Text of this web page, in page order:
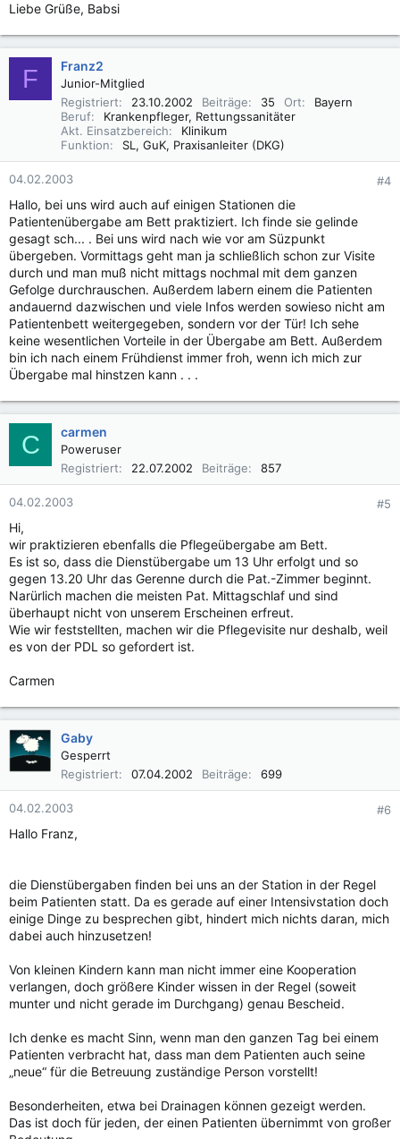
Liebe Grüße, Babsi
F Franz2
Junior-Mitglied
Registriert
23.10.2002 Beiträge 35 Ort
Bayern
Beruf
Krankenpfleger, Rettungssanitäter
Akt. Einsatzbereich
Klinikum
Funktion
SL, GuK, Praxisanleiter (DKG)
04.02.2003 #4
Hallo, bei uns wird auch auf einigen Stationen die
Patientenübergabe am Bett praktiziert. Ich finde sie gelinde
gesagt sch... . Bei uns wird nach wie vor am Süzpunkt
übergeben. Vormittags geht man ja schließlich schon zur Visite
durch und man muß nicht mittags nochmal mit dem ganzen
Gefolge durchrauschen. Außerdem labern einem die Patienten
andauernd dazwischen und viele Infos werden sowieso nicht am
Patientenbett weitergegeben, sondern vor der Tür! Ich sehe
keine wesentlichen Vorteile in der Übergabe am Bett. Außerdem
bin ich nach einem Frühdienst immer froh, wenn ich mich zur
Übergabe mal hinstzen kann . . .
C carmen
Poweruser
Registriert
22.07.2002 Beiträge 857
04.02.2003 #5
Hi,
wir praktizieren ebenfalls die Pflegeübergabe am Bett.
Es ist so, dass die Dienstübergabe um 13 Uhr erfolgt und so
gegen 13.20 Uhr das Gerenne durch die Pat.-Zimmer beginnt.
Narürlich machen die meisten Pat. Mittagschlaf und sind
überhaupt nicht von unserem Erscheinen erfreut.
Wie wir feststellten, machen wir die Pflegevisite nur deshalb, weil
es von der PDL so gefordert ist.
Carmen
Gaby
Gesperrt
Registriert
07.04.2002 Beiträge 699
04.02.2003 #6
Hallo Franz,
die Dienstübergaben finden bei uns an der Station in der Regel
beim Patienten statt. Da es gerade auf einer Intensivstation doch
einige Dinge zu besprechen gibt, hindert mich nichts daran, mich
dabei auch hinzusetzen!
Von kleinen Kindern kann man nicht immer eine Kooperation
verlangen, doch größere Kinder wissen in der Regel (soweit
munter und nicht gerade im Durchgang) genau Bescheid.
Ich denke es macht Sinn, wenn man den ganzen Tag bei einem
Patienten verbracht hat, dass man dem Patienten auch seine
„neue“ für die Betreuung zuständige Person vorstellt!
Besonderheiten, etwa bei Drainagen können gezeigt werden.
Das ist doch für jeden, der einen Patienten übernimmt von großer